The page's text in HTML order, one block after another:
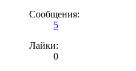
Сообщения:
5
Лайки:
0